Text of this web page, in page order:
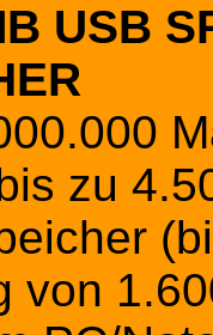
USB
zu
von